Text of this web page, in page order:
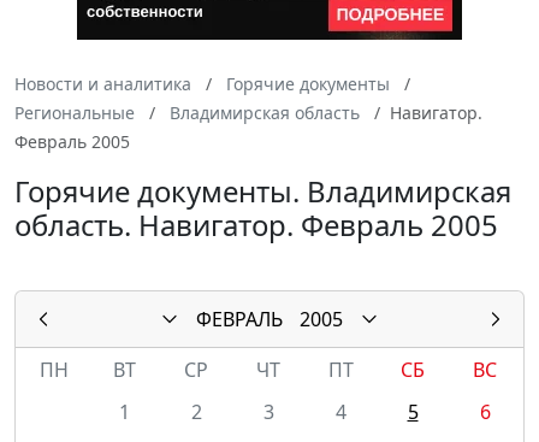
Новости и аналитика
Горячие документы
Региональные
Владимирская область
Навигатор.
Февраль 2005
Горячие документы. Владимирская
область. Навигатор. Февраль 2005
ФЕВРАЛЬ
2005
ПН
ВТ СР ЧТ ПТ СБ
ВС
1
2 3 4 5
6